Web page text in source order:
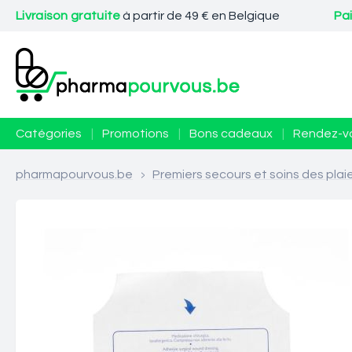
Livraison gratuiteà partir de 49 € en Belgique
Catégories Promotions Bons cadeaux Rendez-
pharmapourvous.be > Premiers secours et soins des